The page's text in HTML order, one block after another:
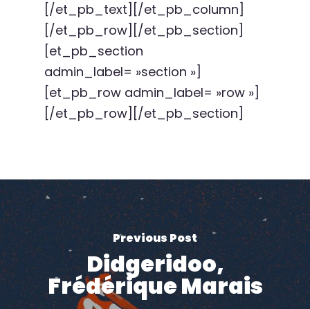
[/et_pb_text][/et_pb_column]
[/et_pb_row][/et_pb_section]
[et_pb_section
admin_label= »section »]
[et_pb_row admin_label= »row »]
[/et_pb_row][/et_pb_section]
Previous Post
Didgeridoo,
Frédérique Marais